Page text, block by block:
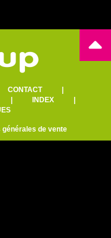
CONTACT|
INDEX|
générales de vente